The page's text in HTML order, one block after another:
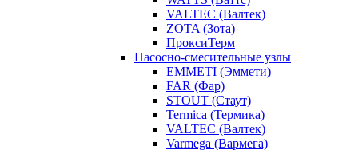
VALTEC (Валтек)
ZOTA (Зота)
ПроксиТерм
Насосно-смесительные узлы
EMMETI (Эммети)
FAR (Фар)
STOUT (Стаут)
Termica (Термика)
VALTEC (Валтек)
Varmega (Вармега)